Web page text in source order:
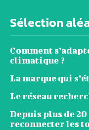
Sélection
Comment
climatique ?
La marque qui
Le réseau
Depuis plus de
reconnecter les